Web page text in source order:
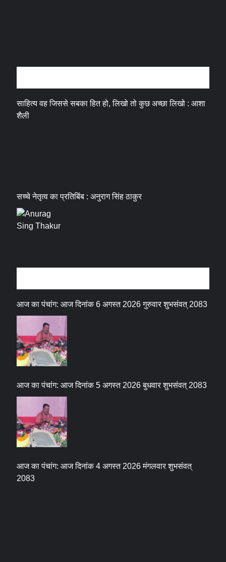
साहित्य वह जिससे सबका हित हो, लिखो तो कुछ अच्छा लिखो : आशा
शैली
सच्चे नेतृत्व का प्रतिबिंब : अनुराग सिंह ठाकुर
आज का पंचांग: आज दिनांक 6 अगस्त 2026 गुरुवार शुभसंवत् 2083
आज का पंचांग: आज दिनांक 5 अगस्त 2026 बुधवार शुभसंवत् 2083
आज का पंचांग: आज दिनांक 4 अगस्त 2026 मंगलवार शुभसंवत्
2083